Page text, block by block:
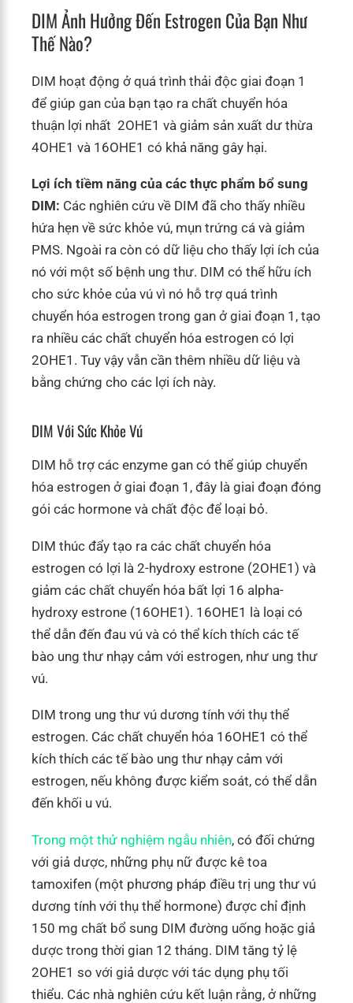
DIM Ảnh Hưởng Đến Estrogen Của Bạn Như
Thế Nào?
DIM hoạt động ở quá trình thải độc giai đoạn 1
để giúp gan của bạn tạo ra chất chuyển hóa
thuận lợi nhất 2OHE1 và giảm sản xuất dư thừa
4OHE1 và 16OHE1 có khả năng gây hại.
Lợi ích tiềm năng của các thực phẩm bổ sung
DIM: Các nghiên cứu về DIM đã cho thấy nhiều
hứa hẹn về sức khỏe vú, mụn trứng cá và giảm
PMS. Ngoài ra còn có dữ liệu cho thấy lợi ích của
nó với một số bệnh ung thư. DIM có thể hữu ích
cho sức khỏe của vú vì nó hỗ trợ quá trình
chuyển hóa estrogen trong gan ở giai đoạn 1, tạo
ra nhiều các chất chuyển hóa estrogen có lợi
2OHE1. Tuy vậy vẫn cần thêm nhiều dữ liệu và
bằng chứng cho các lợi ích này.
DIM Với Sức Khỏe Vú
DIM hỗ trợ các enzyme gan có thể giúp chuyển
hóa estrogen ở giai đoạn 1, đây là giai đoạn đóng
gói các hormone và chất độc để loại bỏ.
DIM thúc đẩy tạo ra các chất chuyển hóa
estrogen có lợi là 2-hydroxy estrone (2OHE1) và
giảm các chất chuyển hóa bất lợi 16 alpha-
hydroxy estrone (16OHE1). 16OHE1 là loại có
thể dẫn đến đau vú và có thể kích thích các tế
bào ung thư nhạy cảm với estrogen, như ung thư
vú.
DIM trong ung thư vú dương tính với thụ thể
estrogen. Các chất chuyển hóa 16OHE1 có thể
kích thích các tế bào ung thư nhạy cảm với
estrogen, nếu không được kiểm soát, có thể dẫn
đến khối u vú.
Trong một thử nghiệm ngẫu nhiên, có đối chứng
với giả dược, những phụ nữ được kê toa
tamoxifen (một phương pháp điều trị ung thư vú
dương tính với thụ thể hormone) được chỉ định
150 mg chất bổ sung DIM đường uống hoặc giả
dược trong thời gian 12 tháng. DIM tăng tỷ lệ
2OHE1 so với giả dược với tác dụng phụ tối
thiểu. Các nhà nghiên cứu kết luận rằng, ở những